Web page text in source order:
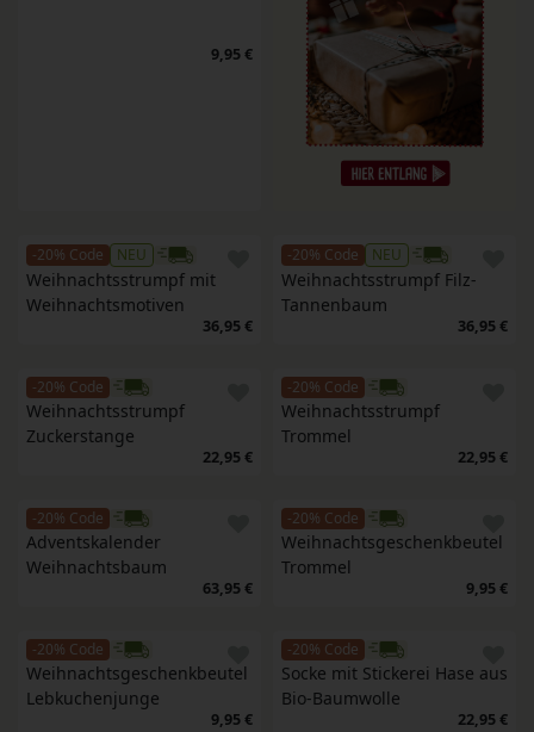
9,95 €
-20% Code NEU
Weihnachtsstrumpf mit
Weihnachtsmotiven
36,95 €
-20% Code NEU
Weihnachtsstrumpf Filz-
Tannenbaum
36,95 €
-20% Code
Weihnachtsstrumpf
Zuckerstange
22,95 €
-20% Code
Weihnachtsstrumpf
Trommel
22,95 €
-20% Code
Adventskalender
Weihnachtsbaum
63,95 €
-20% Code
Weihnachtsgeschenkbeutel
Trommel
9,95 €
-20% Code
Weihnachtsgeschenkbeutel
Lebkuchenjunge
9,95 €
-20% Code
Socke mit Stickerei Hase aus
Bio-Baumwolle
22,95 €